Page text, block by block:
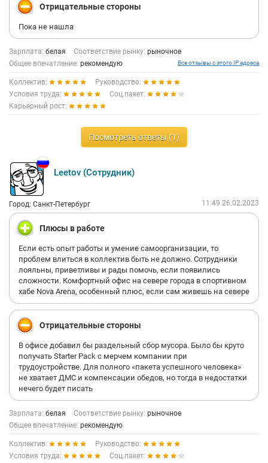
интересов , кто раньше торговал на рынке, процесс продаж
здесь именно такой.
людей, не относится к отделу продаж, возможно в других
отделах ситуация другая.
Отрицательные стороны
Пока не нашла
Зарплата: белая Соответствие рынку: рыночное
Общее впечатление: рекомендую Все отзывы с этого IP адреса
Коллектив:
Руководство:
Условия труда:
Соц.пакет:
Карьерный рост:
Посмотреть ответы (1)
Leetov (Сотрудник)
Город: Санкт-Петербург 11:49 26.02.2023
Плюсы в работе
Если есть опыт работы и умение самоорганизации, то
проблем влиться в коллектив быть не должно. Сотрудники
лояльны, приветливы и рады помочь, если появились
сложности. Комфортный офис на севере города в спортивном
хабе Nova Arena, особенный плюс, если сам живешь на севере
Отрицательные стороны
В офисе добавил бы раздельный сбор мусора. Было бы круто
получать Starter Pack с мерчем компании при
трудоустройстве. Для полного «пакета успешного человека»
не хватает ДМС и компенсации обедов, но тогда в недостатки
нечего будет писать
Зарплата: белая Соответствие рынку: рыночное
Общее впечатление: рекомендую
Коллектив:
Руководство:
Условия труда:
Соц.пакет: